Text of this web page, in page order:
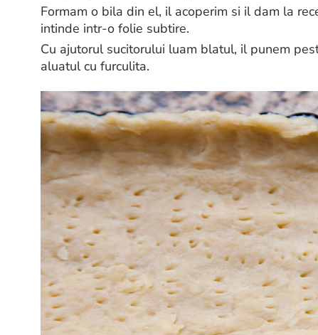
Formam o bila din el, il acoperim si il dam la
intinde intr-o folie subtire.
Cu ajutorul sucitorului luam blatul, il punem
aluatul cu furculita.